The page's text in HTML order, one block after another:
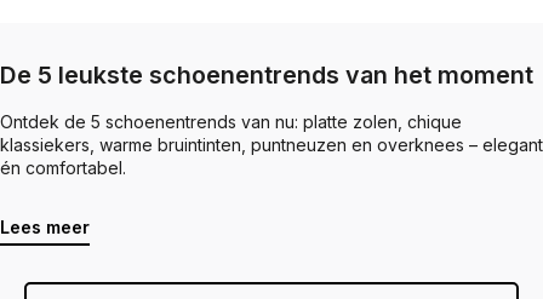
De 5 leukste schoenentrends van het moment
Ontdek de 5 schoenentrends van nu: platte zolen, chique
klassiekers, warme bruintinten, puntneuzen en overknees – elegant
én comfortabel.
Lees meer